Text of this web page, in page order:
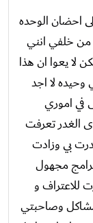
احضان الوحده
من خلفي انني
لا يعوا ان هذا
وحيده لا اجد
في اموري
الغدر تعرفت
بي وزادت
مجهول
للاعتراف و
وصاحبتي